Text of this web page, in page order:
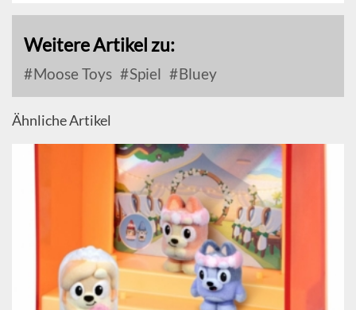
Weitere Artikel zu:
Moose Toys Spiel Bluey
Ähnliche Artikel